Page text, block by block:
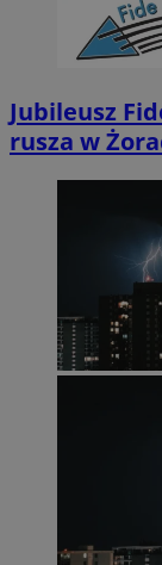
Jubileusz
rusza w